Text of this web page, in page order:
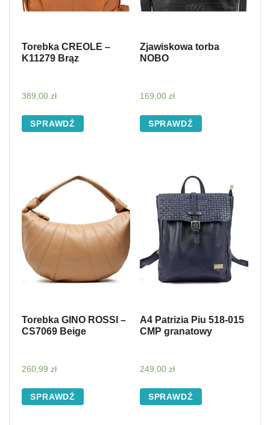
Torebka CREOLE –
K11279 Brąz
389,00 zł
SPRAWDŹ
Zjawiskowa torba
NOBO
169,00 zł
SPRAWDŹ
Torebka GINO ROSSI –
CS7069 Beige
260,99 zł
SPRAWDŹ
A4 Patrizia Piu 518-015
CMP granatowy
249,00 zł
SPRAWDŹ